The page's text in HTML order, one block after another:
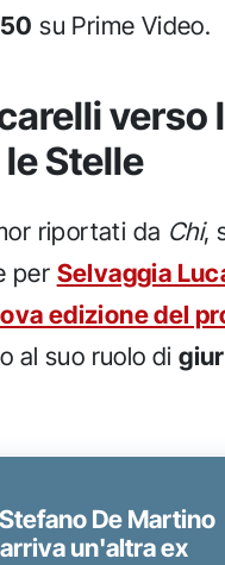
su Prime Video.
verso
Stelle
riportati da Chi,
per Selvaggia
edizione del
al suo ruolo di
De Martino
un'altra ex